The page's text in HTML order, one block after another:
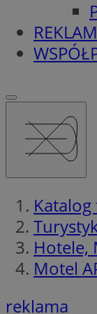
Hotele,
Motel
reklama